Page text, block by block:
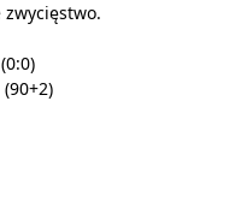
zwycięstwo.
(0:0)